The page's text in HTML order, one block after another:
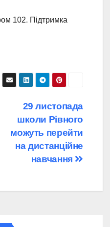
102. Підтримка
29 листопада
школи Рівного
можуть перейти
на дистанційне
навчання